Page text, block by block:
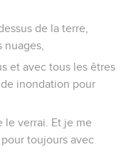
de la terre,
nuages,
et avec tous les êtres
inondation pour
le verrai. Et je me
toujours avec